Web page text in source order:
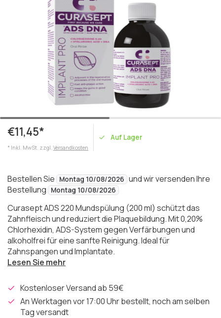
€11,45*
* Inkl. MwSt. zzgl. Versandkosten
Auf Lager
Bestellen Sie Montag 10/08/2026 und wir versenden Ihre
Bestellung
Montag 10/08/2026
Curasept ADS 220 Mundspülung (200 ml) schützt das
Zahnfleisch und reduziert die Plaquebildung. Mit 0,20%
Chlorhexidin, ADS-System gegen Verfärbungen und
alkoholfrei für eine sanfte Reinigung. Ideal für
Zahnspangen und Implantate.
Lesen Sie mehr
Kostenloser Versand ab 59€
An Werktagen vor 17:00 Uhr bestellt, noch am selben
Tag versandt